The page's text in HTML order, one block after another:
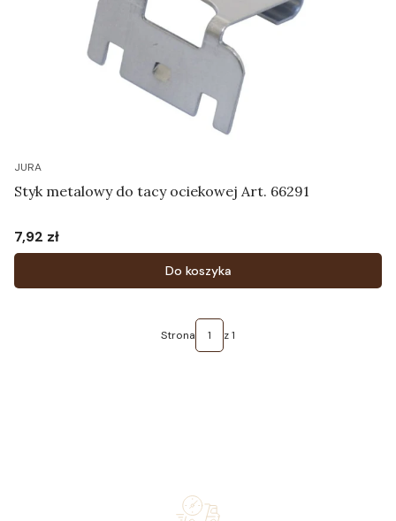
JURA
Styk metalowy do tacy ociekowej Art. 66291
Cena
7,92 zł
Do koszyka
Strona z 1